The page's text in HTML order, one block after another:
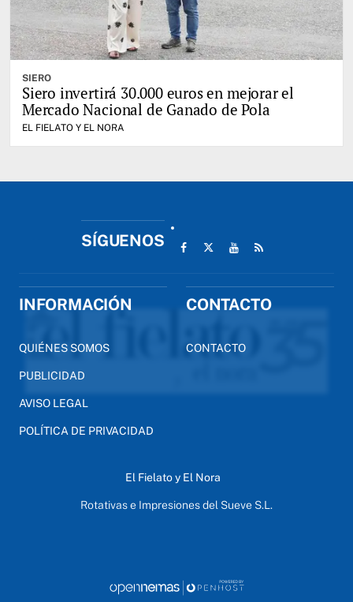
SIERO
Siero invertirá 30.000 euros en mejorar el
Mercado Nacional de Ganado de Pola
EL FIELATO Y EL NORA
SÍGUENOS
INFORMACIÓN
QUIÉNES SOMOS
PUBLICIDAD
AVISO LEGAL
POLÍTICA DE PRIVACIDAD
CONTACTO
CONTACTO
El Fielato y El Nora
Rotativas e Impresiones del Sueve S.L.